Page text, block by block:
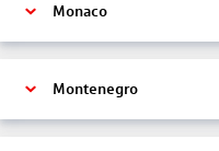
Monaco
Montenegro